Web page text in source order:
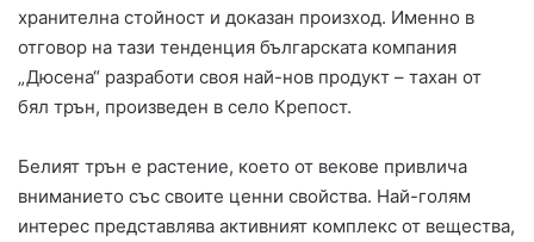
хранителна стойност и доказан произход. Именно в
отговор на тази тенденция българската компания
„Дюсена“ разработи своя най-нов продукт – тахан от
бял трън, произведен в село Крепост.
Белият трън е растение, което от векове привлича
вниманието със своите ценни свойства. Най-голям
интерес представлява активният комплекс от вещества,